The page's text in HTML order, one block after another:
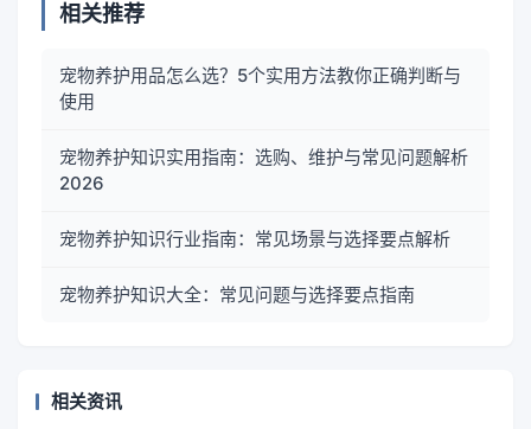
相关推荐
宠物养护用品怎么选？5个实用方法教你正确判断与
使用
宠物养护知识实用指南：选购、维护与常见问题解析
2026
宠物养护知识行业指南：常见场景与选择要点解析
宠物养护知识大全：常见问题与选择要点指南
相关资讯